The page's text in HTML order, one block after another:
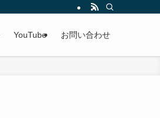
YouTube お問い合わせ